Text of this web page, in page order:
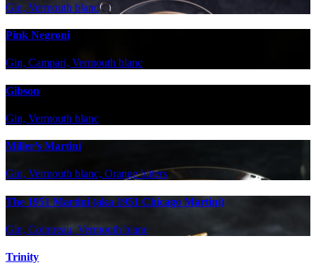
Gin, Vermouth blanc
Pink Negroni
Gin, Campari, Vermouth blanc
Gibson
Gin, Vermouth blanc
Miller’s Martini
Gin, Vermouth blanc, Orange bitters
The 1951 Martini (aka 1951 Chicago Martini)
Gin, Cointreau, Vermouth blanc
Trinity